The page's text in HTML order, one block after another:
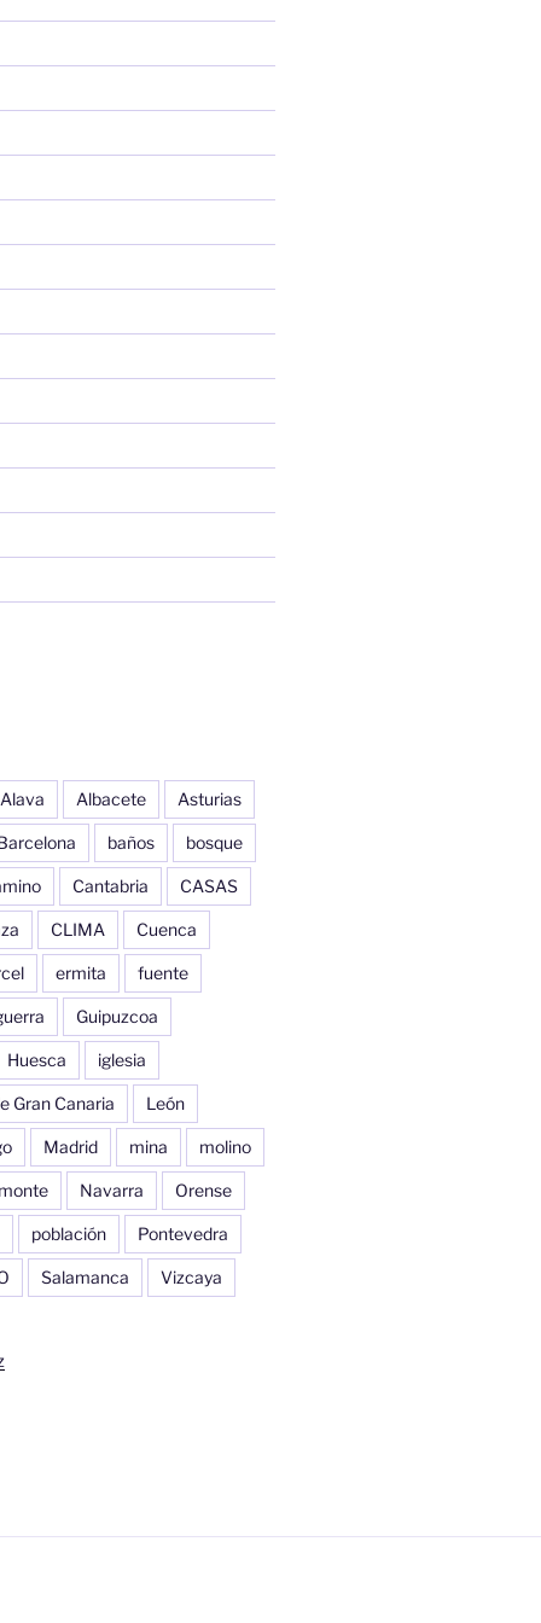
Alava Albacete Asturias
baños bosque
Cantabria CASAS
CLIMA Cuenca
ermita fuente
Guipuzcoa
Huesca iglesia
Gran Canaria León
Madrid mina molino
monte Navarra Orense
población Pontevedra
Salamanca Vizcaya